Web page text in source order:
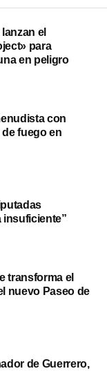
el
para
en peligro
con
fuego en
insuficiente”
transforma el
nuevo Paseo de
de Guerrero,